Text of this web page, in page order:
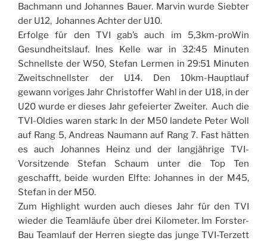
Bachmann und Johannes Bauer. Marvin wurde Siebter
der U12, Johannes Achter der U10.
Erfolge für den TVI gab’s auch im 5,3km-proWin
Gesundheitslauf. Ines Kelle war in 32:45 Minuten
Schnellste der W50, Stefan Lermen in 29:51 Minuten
Zweitschnellster der U14. Den 10km-Hauptlauf
gewann voriges Jahr Christoffer Wahl in der U18, in der
U20 wurde er dieses Jahr gefeierter Zweiter. Auch die
TVI-Oldies waren stark: In der M50 landete Peter Woll
auf Rang 5, Andreas Naumann auf Rang 7. Fast hätten
es auch Johannes Heinz und der langjährige TVI-
Vorsitzende Stefan Schaum unter die Top Ten
geschafft, beide wurden Elfte: Johannes in der M45,
Stefan in der M50.
Zum Highlight wurden auch dieses Jahr für den TVI
wieder die Teamläufe über drei Kilometer. Im Forster-
Bau Teamlauf der Herren siegte das junge TVI-Terzett